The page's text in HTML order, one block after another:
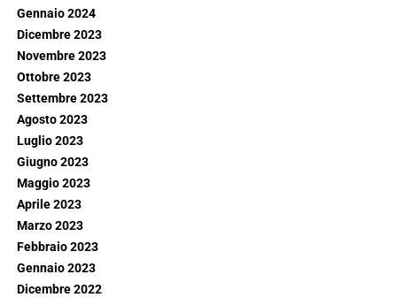
Gennaio 2024
Dicembre 2023
Novembre 2023
Ottobre 2023
Settembre 2023
Agosto 2023
Luglio 2023
Giugno 2023
Maggio 2023
Aprile 2023
Marzo 2023
Febbraio 2023
Gennaio 2023
Dicembre 2022